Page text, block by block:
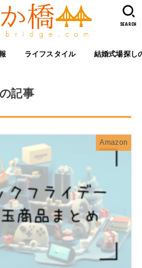
ライフスタイル 結婚式場探し
SEARCH
記事
Amazon